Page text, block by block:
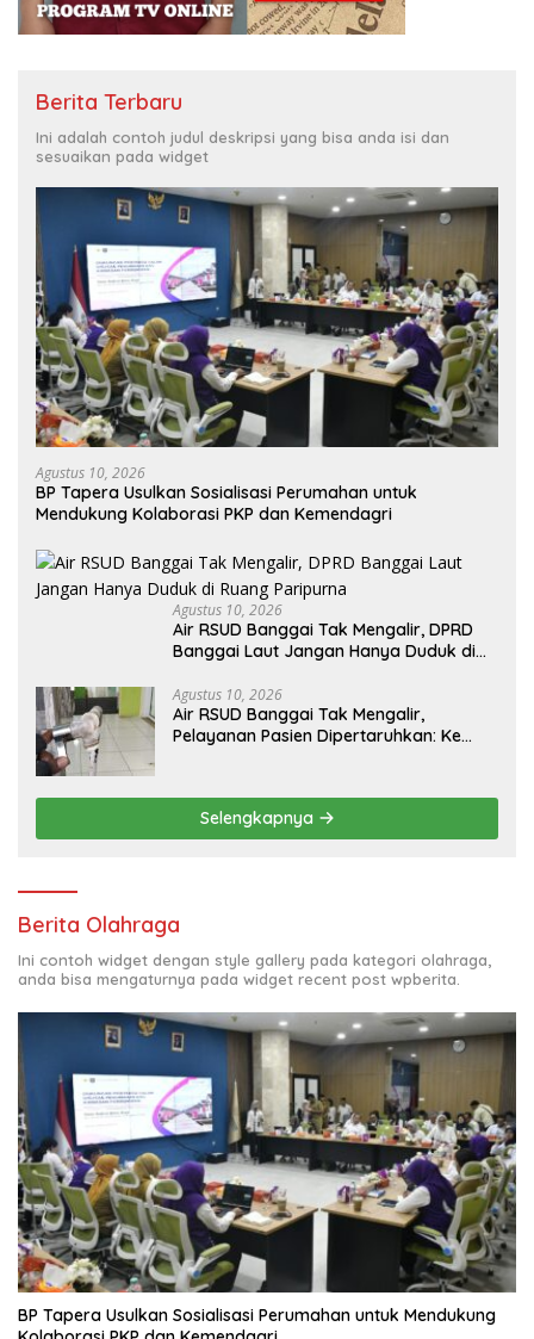
Berita Terbaru
Ini adalah contoh judul deskripsi yang bisa anda isi dan
sesuaikan pada widget
Agustus 10, 2026
BP Tapera Usulkan Sosialisasi Perumahan untuk
Mendukung Kolaborasi PKP dan Kemendagri
Agustus 10, 2026
Air RSUD Banggai Tak Mengalir, DPRD
Banggai Laut Jangan Hanya Duduk di
Agustus 10, 2026
Air RSUD Banggai Tak Mengalir,
Pelayanan Pasien Dipertaruhkan: Ke
Selengkapnya
Berita Olahraga
Ini contoh widget dengan style gallery pada kategori olahraga,
anda bisa mengaturnya pada widget recent post wpberita.
BP Tapera Usulkan Sosialisasi Perumahan untuk Mendukung